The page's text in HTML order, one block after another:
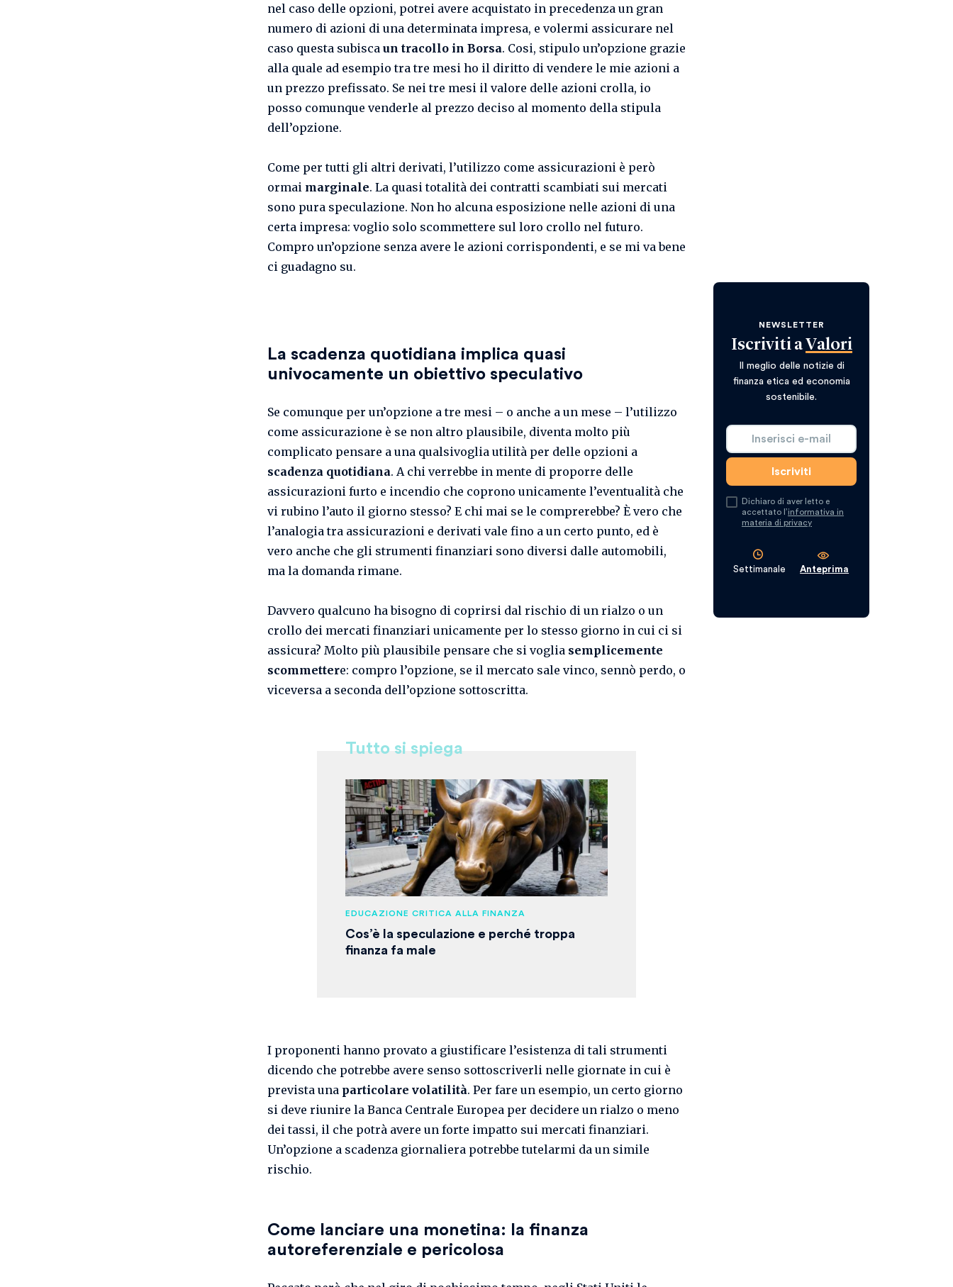
nel caso delle opzioni, potrei avere acquistato in precedenza un gran
numero di azioni di una determinata impresa, e volermi assicurare nel
caso questa subisca un tracollo in Borsa. Cosi, stipulo un’opzione grazie
alla quale ad esempio tra tre mesi ho il diritto di vendere le mie azioni a
un prezzo prefissato. Se nei tre mesi il valore delle azioni crolla, io
posso comunque venderle al prezzo deciso al momento della stipula
dell’opzione.
Come per tutti gli altri derivati, l’utilizzo come assicurazioni è però
ormai marginale. La quasi totalità dei contratti scambiati sui mercati
sono pura speculazione. Non ho alcuna esposizione nelle azioni di una
certa impresa: voglio solo scommettere sul loro crollo nel futuro.
Compro un’opzione senza avere le azioni corrispondenti, e se mi va bene
ci guadagno su.
NEWSLETTER
Iscriviti a Valori
Il meglio delle notizie di
finanza etica ed economia
sostenibile.
Dichiaro di aver letto e
accettato l’informativa in
materia di privacy
Settimanale Anteprima
La scadenza quotidiana implica quasi
univocamente un obiettivo speculativo
Se comunque per un’opzione a tre mesi – o anche a un mese – l’utilizzo
come assicurazione è se non altro plausibile, diventa molto più
complicato pensare a una qualsivoglia utilità per delle opzioni a
scadenza quotidiana. A chi verrebbe in mente di proporre delle
assicurazioni furto e incendio che coprono unicamente l’eventualità che
vi rubino l’auto il giorno stesso? E chi mai se le comprerebbe? È vero che
l’analogia tra assicurazioni e derivati vale fino a un certo punto, ed è
vero anche che gli strumenti finanziari sono diversi dalle automobili,
ma la domanda rimane.
Davvero qualcuno ha bisogno di coprirsi dal rischio di un rialzo o un
crollo dei mercati finanziari unicamente per lo stesso giorno in cui ci si
assicura? Molto più plausibile pensare che si voglia semplicemente
scommettere: compro l’opzione, se il mercato sale vinco, sennò perdo, o
viceversa a seconda dell’opzione sottoscritta.
Tutto si spiega
EDUCAZIONE CRITICA ALLA FINANZA
Cos’è la speculazione e perché troppa
finanza fa male
I proponenti hanno provato a giustificare l’esistenza di tali strumenti
dicendo che potrebbe avere senso sottoscriverli nelle giornate in cui è
prevista una particolare volatilità. Per fare un esempio, un certo giorno
si deve riunire la Banca Centrale Europea per decidere un rialzo o meno
dei tassi, il che potrà avere un forte impatto sui mercati finanziari.
Un’opzione a scadenza giornaliera potrebbe tutelarmi da un simile
rischio.
Come lanciare una monetina: la finanza
autoreferenziale e pericolosa